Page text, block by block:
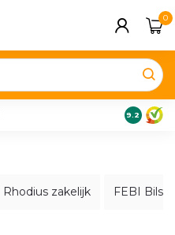
0
9.2
Rhodius zakelijk FEBI